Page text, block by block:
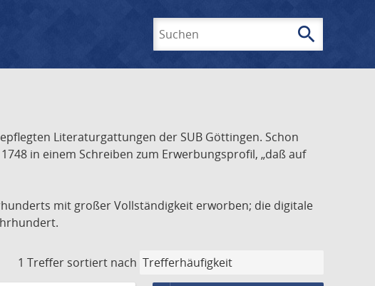
search
Literaturgattungen der SUB Göttingen. Schon
in einem Schreiben zum Erwerbungsprofil, „daß auf
mit großer Vollständigkeit erworben; die digitale
1 Treffer sortiert nach